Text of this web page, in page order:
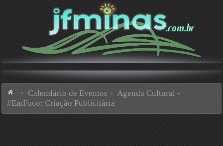
Calendário de Eventos
Agenda Cultural -
#EmFoco: Criação Publicitária